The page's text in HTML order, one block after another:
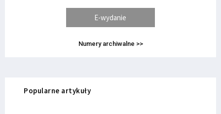
E-wydanie
Numery archiwalne >>
Popularne artykuły